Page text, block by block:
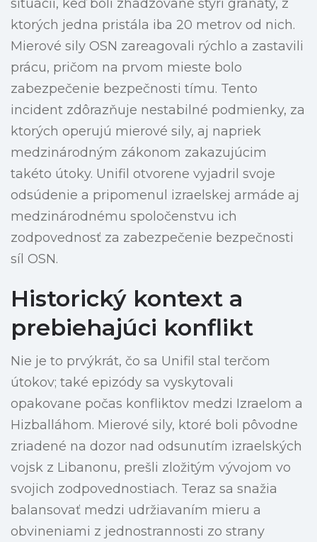
situácii, keď boli zhadzované štyri granáty, z
ktorých jedna pristála iba 20 metrov od nich.
Mierové sily OSN zareagovali rýchlo a zastavili
prácu, pričom na prvom mieste bolo
zabezpečenie bezpečnosti tímu. Tento
incident zdôrazňuje nestabilné podmienky, za
ktorých operujú mierové sily, aj napriek
medzinárodným zákonom zakazujúcim
takéto útoky. Unifil otvorene vyjadril svoje
odsúdenie a pripomenul izraelskej armáde aj
medzinárodnému spoločenstvu ich
zodpovednosť za zabezpečenie bezpečnosti
síl OSN.
Historický kontext a
prebiehajúci konflikt
Nie je to prvýkrát, čo sa Unifil stal terčom
útokov; také epizódy sa vyskytovali
opakovane počas konfliktov medzi Izraelom a
Hizballáhom. Mierové sily, ktoré boli pôvodne
zriadené na dozor nad odsunutím izraelských
vojsk z Libanonu, prešli zložitým vývojom vo
svojich zodpovednostiach. Teraz sa snažia
balansovať medzi udržiavaním mieru a
obvineniami z jednostrannosti zo strany